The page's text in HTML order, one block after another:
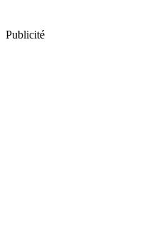
Publicité